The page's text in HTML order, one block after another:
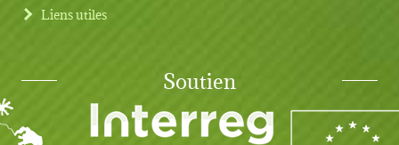
Liens utiles
Soutien